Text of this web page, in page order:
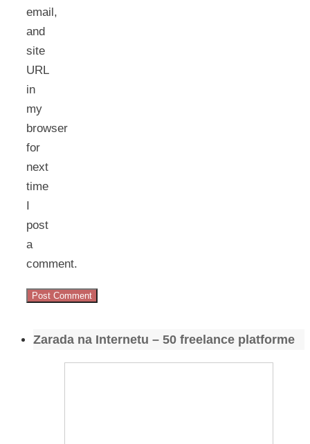
email,
and
site
URL
in
my
browser
for
next
time
I
post
a
comment.
Zarada na Internetu – 50 freelance platforme